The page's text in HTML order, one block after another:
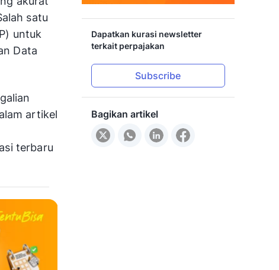
satu
untuk
Data
artikel
terbaru
Dapatkan kurasi newsletter
terkait perpajakan
Subscribe
Bagikan artikel